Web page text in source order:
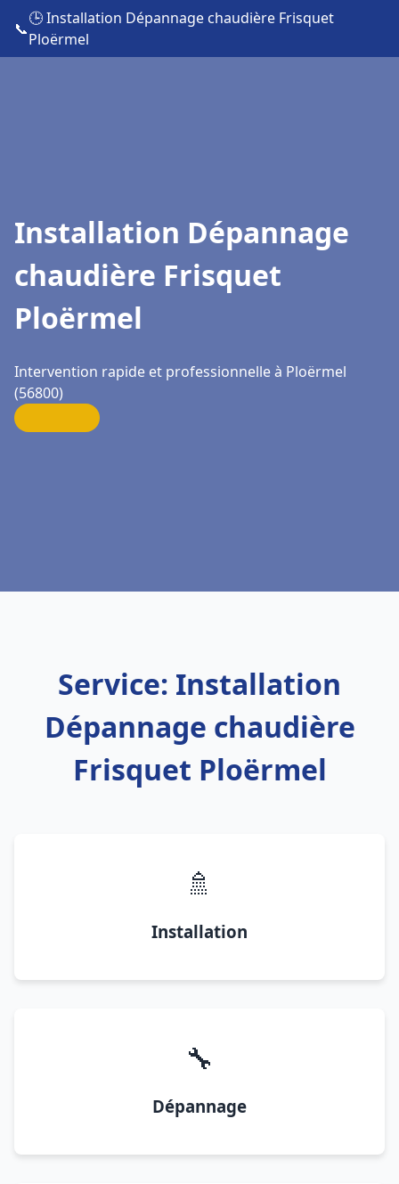
📞
🕒 Installation Dépannage chaudière Frisquet
Ploërmel
Installation Dépannage
chaudière Frisquet
Ploërmel
Intervention rapide et professionnelle à Ploërmel
(56800)
Service: Installation
Dépannage chaudière
Frisquet Ploërmel
🚿
Installation
🔧
Dépannage